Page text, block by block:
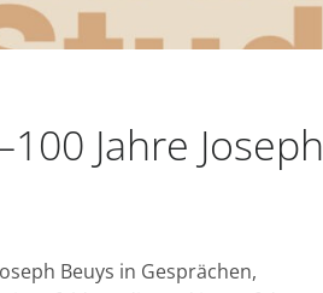
Jahre Joseph
Beuys in Gesprächen,